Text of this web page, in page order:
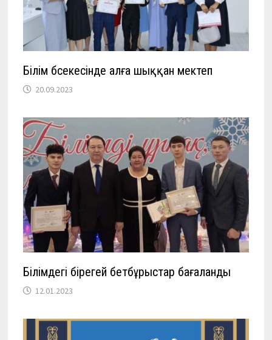
Білім бәсекесінде алға шыққан мектеп
20.09.2023
Білімдегі бірегей бетбұрыстар бағаланды
12.01.2023